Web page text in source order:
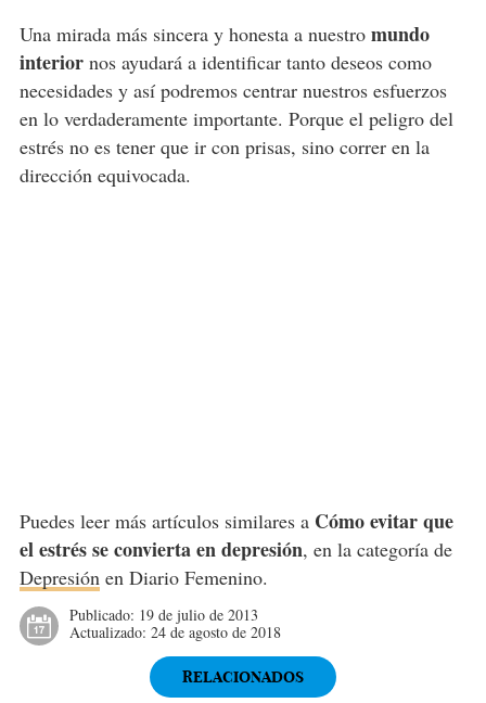
Una mirada más sincera y honesta a nuestro mundo
interiornos ayudará a identificar tanto deseos como
necesidades y así podremos centrar nuestros esfuerzos
en lo verdaderamente importante. Porque el peligro del
estrés no es tener que ir con prisas, sino correr en la
dirección equivocada.
Puedes leer más artículos similares a Cómo evitar que
el estrés se convierta en depresión, en la categoría de
Depresiónen Diario Femenino.
Publicado: 19 de julio de 2013
Actualizado: 24 de agosto de 2018
RELACIONADOS